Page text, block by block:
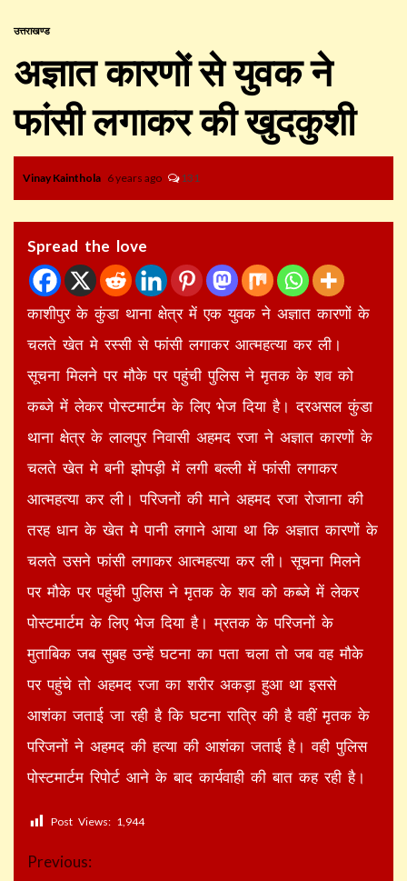
उत्तराखण्ड
अज्ञात कारणों से युवक ने
फांसी लगाकर की खुदकुशी
Vinay Kainthola 6 years ago 131
Spread the love
काशीपुर के कुंडा थाना क्षेत्र में एक युवक ने अज्ञात कारणों के
चलते खेत मे रस्सी से फांसी लगाकर आत्महत्या कर ली।
सूचना मिलने पर मौके पर पहुंची पुलिस ने मृतक के शव को
कब्जे में लेकर पोस्टमार्टम के लिए भेज दिया है। दरअसल कुंडा
थाना क्षेत्र के लालपुर निवासी अहमद रजा ने अज्ञात कारणों के
चलते खेत मे बनी झोपड़ी में लगी बल्ली में फांसी लगाकर
आत्महत्या कर ली। परिजनों की माने अहमद रजा रोजाना की
तरह धान के खेत मे पानी लगाने आया था कि अज्ञात कारणों के
चलते उसने फांसी लगाकर आत्महत्या कर ली। सूचना मिलने
पर मौके पर पहुंची पुलिस ने मृतक के शव को कब्जे में लेकर
पोस्टमार्टम के लिए भेज दिया है। म्रतक के परिजनों के
मुताबिक जब सुबह उन्हें घटना का पता चला तो जब वह मौके
पर पहुंचे तो अहमद रजा का शरीर अकड़ा हुआ था इससे
आशंका जताई जा रही है कि घटना रात्रि की है वहीं मृतक के
परिजनों ने अहमद की हत्या की आशंका जताई है। वही पुलिस
पोस्टमार्टम रिपोर्ट आने के बाद कार्यवाही की बात कह रही है।
Post Views: 1,944
Continue
Previous: